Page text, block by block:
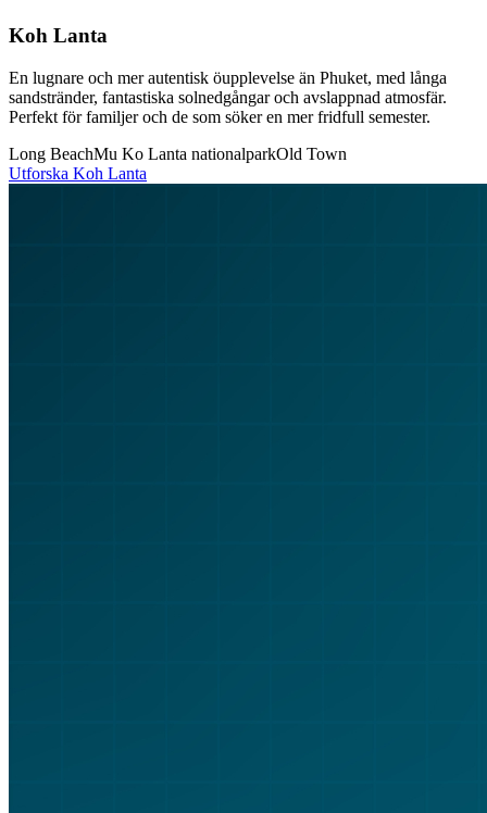
Koh Lanta
En lugnare och mer autentisk öupplevelse än Phuket, med långa
sandstränder, fantastiska solnedgångar och avslappnad atmosfär.
Perfekt för familjer och de som söker en mer fridfull semester.
Long BeachMu Ko Lanta nationalparkOld Town
Utforska Koh Lanta